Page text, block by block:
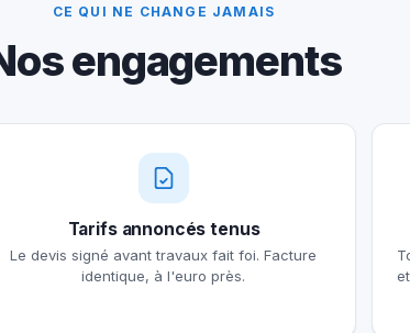
CE QUI NE CHANGE JAMAIS
engagements
Tarifs annoncés tenus
Le devis signé avant travaux fait foi. Facture
identique, à l'euro près.